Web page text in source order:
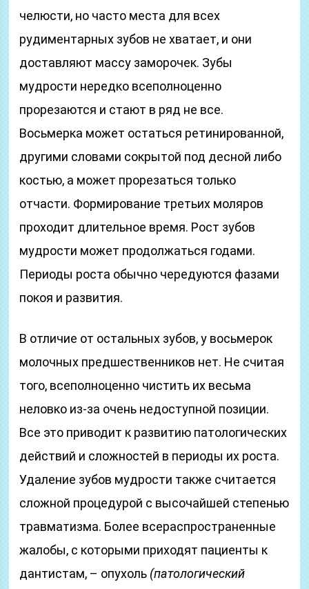
челюсти, но часто места для всех
рудиментарных зубов не хватает, и они
доставляют массу заморочек. Зубы
мудрости нередко всеполноценно
прорезаются и стают в ряд не все.
Восьмерка может остаться ретинированной,
другими словами сокрытой под десной либо
костью, а может прорезаться только
отчасти. Формирование третьих моляров
проходит длительное время. Рост зубов
мудрости может продолжаться годами.
Периоды роста обычно чередуются фазами
покоя и развития.
В отличие от остальных зубов, у восьмерок
молочных предшественников нет. Не считая
того, всеполноценно чистить их весьма
неловко из-за очень недоступной позиции.
Все это приводит к развитию патологических
действий и сложностей в периоды их роста.
Удаление зубов мудрости также считается
сложной процедурой с высочайшей степенью
травматизма. Более всераспространенные
жалобы, с которыми приходят пациенты к
дантистам, – опухоль (патологический